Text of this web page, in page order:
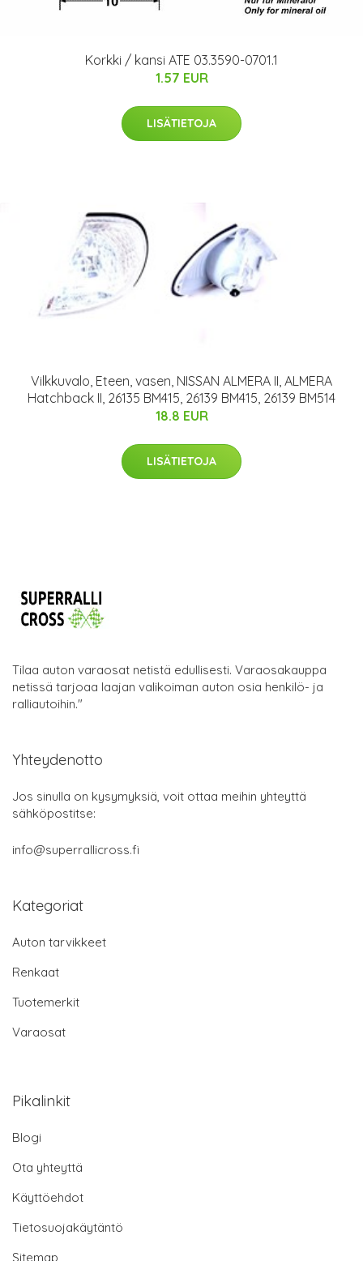
Korkki / kansi ATE 03.3590-0701.1
1.57 EUR
LISÄTIETOJA
Vilkkuvalo, Eteen, vasen, NISSAN ALMERA II, ALMERA
Hatchback II, 26135 BM415, 26139 BM415, 26139 BM514
18.8 EUR
LISÄTIETOJA
Tilaa auton varaosat netistä edullisesti. Varaosakauppa
netissä tarjoaa laajan valikoiman auton osia henkilö- ja
ralliautoihin."
Yhteydenotto
Jos sinulla on kysymyksiä, voit ottaa meihin yhteyttä
sähköpostitse:
info@superrallicross.fi
Kategoriat
Auton tarvikkeet
Renkaat
Tuotemerkit
Varaosat
Pikalinkit
Blogi
Ota yhteyttä
Käyttöehdot
Tietosuojakäytäntö
Sitemap